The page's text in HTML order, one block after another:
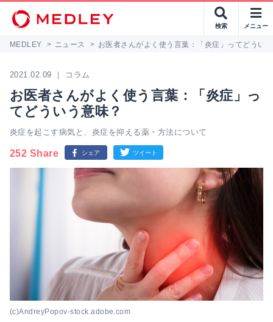
検索 メニュー
MEDLEY > ニュース > お医者さんがよく使う言葉：「炎症」ってどうい
2021.02.09 ｜ コラム
お医者さんがよく使う言葉：「炎症」っ
てどういう意味？
炎症を起こす病気と、炎症を抑える薬・方法について
252 Share
(c)AndreyPopov-stock.adobe.com